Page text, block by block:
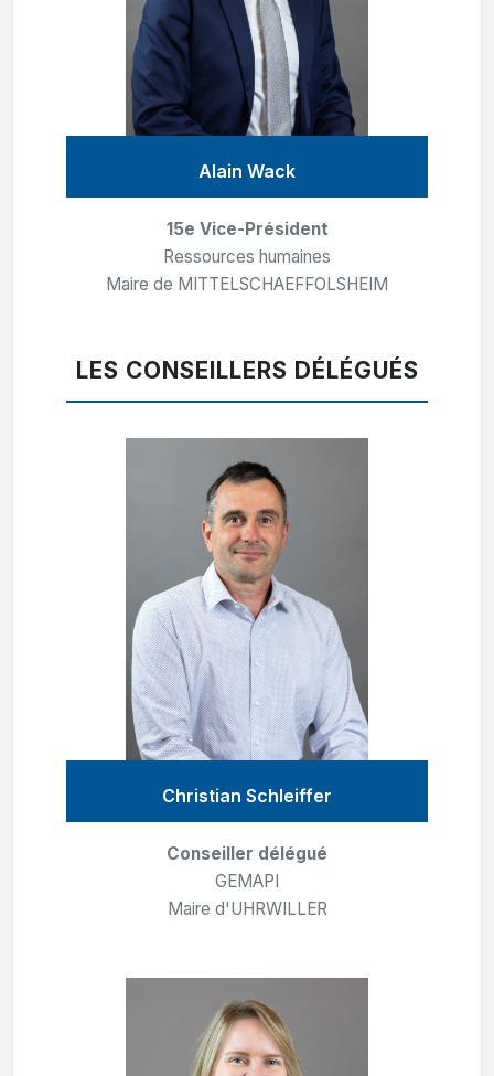
Alain Wack
15e Vice-Président
Ressources humaines
Maire de MITTELSCHAEFFOLSHEIM
LES CONSEILLERS DÉLÉGUÉS
Christian Schleiffer
Conseiller délégué
GEMAPI
Maire d'UHRWILLER